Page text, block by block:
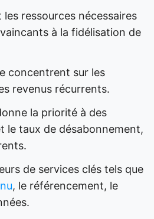
ressources nécessaires
à la fidélisation de
concentrent sur les
revenus récurrents.
la priorité à des
le taux de désabonnement,
de services clés tels que
, le référencement, le